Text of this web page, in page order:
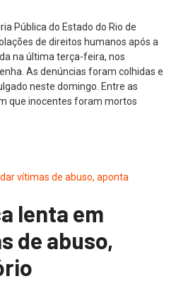
Pública do Estado do Rio de
de direitos humanos após a
na última terça-feira, nos
As denúncias foram colhidas e
neste domingo. Entre as
que inocentes foram mortos
lenta em
de abuso,